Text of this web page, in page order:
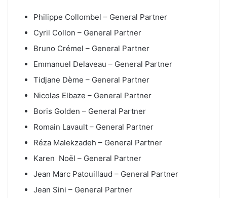
Philippe Collombel – General Partner
Cyril Collon – General Partner
Bruno Crémel – General Partner
Emmanuel Delaveau – General Partner
Tidjane Dème – General Partner
Nicolas Elbaze – General Partner
Boris Golden – General Partner
Romain Lavault – General Partner
Réza Malekzadeh – General Partner
Karen Noël – General Partner
Jean Marc Patouillaud – General Partner
Jean Sini – General Partner